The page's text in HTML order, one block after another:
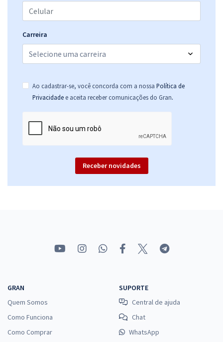
Carreira
Ao cadastrar-se, você concorda com a nossa Política de
Privacidade e aceita receber comunicações do Gran.
Receber novidades
GRAN
Quem Somos
Como Funciona
Como Comprar
SUPORTE
Central de ajuda
Chat
WhatsApp